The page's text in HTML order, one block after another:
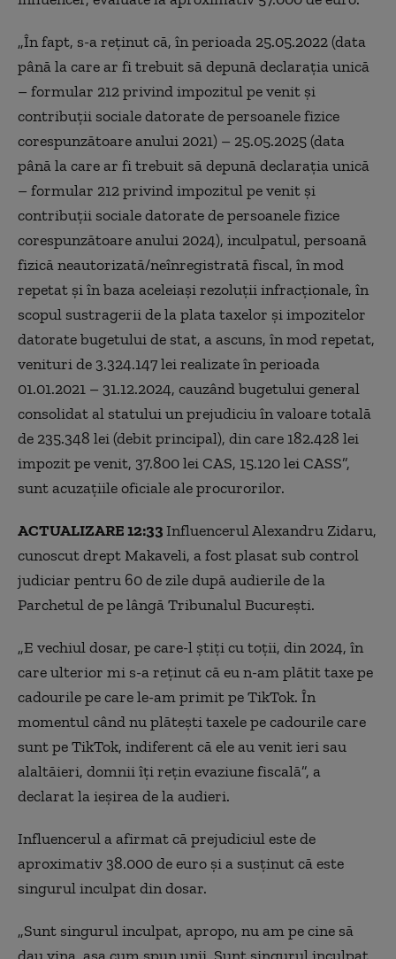
„În fapt, s-a reținut că, în perioada 25.05.2022 (data
până la care ar fi trebuit să depună declarația unică
– formular 212 privind impozitul pe venit și
contribuții sociale datorate de persoanele fizice
corespunzătoare anului 2021) – 25.05.2025 (data
până la care ar fi trebuit să depună declarația unică
– formular 212 privind impozitul pe venit și
contribuții sociale datorate de persoanele fizice
corespunzătoare anului 2024), inculpatul, persoană
fizică neautorizată/neînregistrată fiscal, în mod
repetat și în baza aceleiași rezoluții infracționale, în
scopul sustragerii de la plata taxelor și impozitelor
datorate bugetului de stat, a ascuns, în mod repetat,
venituri de 3.324.147 lei realizate în perioada
01.01.2021 – 31.12.2024, cauzând bugetului general
consolidat al statului un prejudiciu în valoare totală
de 235.348 lei (debit principal), din care 182.428 lei
impozit pe venit, 37.800 lei CAS, 15.120 lei CASS”,
sunt acuzațiile oficiale ale procurorilor.
ACTUALIZARE 12:33Influencerul Alexandru Zidaru,
cunoscut drept Makaveli, a fost plasat sub control
judiciar pentru 60 de zile după audierile de la
Parchetul de pe lângă Tribunalul București.
„E vechiul dosar, pe care-l știți cu toții, din 2024, în
care ulterior mi s-a reținut că eu n-am plătit taxe pe
cadourile pe care le-am primit pe TikTok. În
momentul când nu plătești taxele pe cadourile care
sunt pe TikTok, indiferent că ele au venit ieri sau
alaltăieri, domnii îți rețin evaziune fiscală”, a
declarat la ieșirea de la audieri.
Influencerul a afirmat că prejudiciul este de
aproximativ 38.000 de euro și a susținut că este
singurul inculpat din dosar.
„Sunt singurul inculpat, apropo, nu am pe cine să
dau vina, așa cum spun unii. Sunt singurul inculpat,